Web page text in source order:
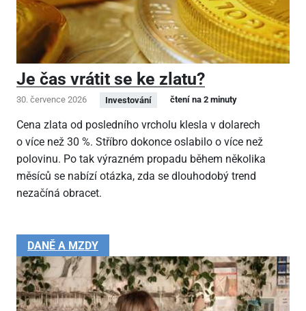
Je čas vrátit se ke zlatu?
30. července 2026 Investování čtení na 2 minuty
Cena zlata od posledního vrcholu klesla v dolarech
o více než 30 %. Stříbro dokonce oslabilo o více než
polovinu. Po tak výrazném propadu během několika
měsíců se nabízí otázka, zda se dlouhodobý trend
nezačíná obracet.
DANĚ A MZDY